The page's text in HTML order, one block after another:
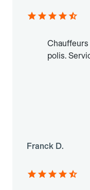
polis.
Franck D.